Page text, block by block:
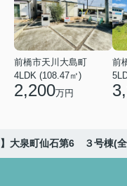
前橋市天川大島町
4LDK (108.47㎡)
2,200万円
前
】大泉町仙石第6 ３号棟(